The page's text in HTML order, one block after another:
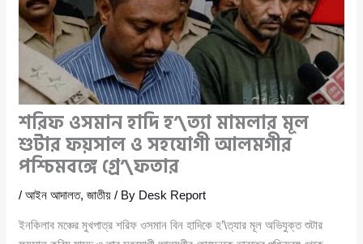
শরিফ ওসমান হাদি হ’\ত্যা মামলার মূল
শুটার ফয়সাল ও সহযোগী আলমগীর
পশ্চিমবঙ্গে গ্রে’\ফতার
/আইন আদালত,জাতীয় / By Desk Report
ইনকিলাব মঞ্চের মুখপাত্র শরিফ ওসমান বিন হাদিকে হ’\ত্যার মূল অভিযুক্ত শুটার